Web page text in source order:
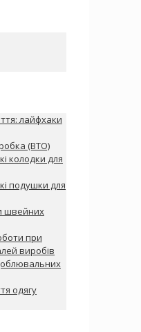
лайфхаки
(ВТО)
колодки для
подушки для
швейних
при
виробів
одягу